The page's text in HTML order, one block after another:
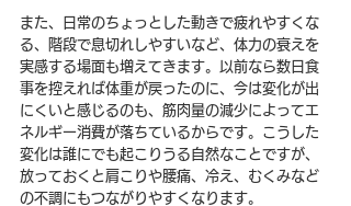
また、日常のちょっとした動きで疲れやすくな
る、階段で息切れしやすいなど、体力の衰えを
実感する場面も増えてきます。以前なら数日食
事を控えれば体重が戻ったのに、今は変化が出
にくいと感じるのも、筋肉量の減少によってエ
ネルギー消費が落ちているからです。こうした
変化は誰にでも起こりうる自然なことですが、
放っておくと肩こりや腰痛、冷え、むくみなど
の不調にもつながりやすくなります。